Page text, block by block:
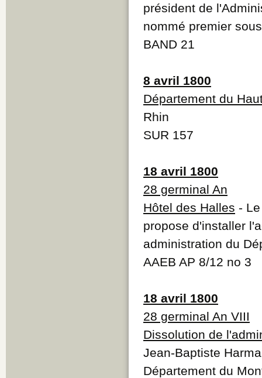
président de
nommé premier
BAND 21
8 avril 1800
Département du
Rhin
SUR 157
18 avril 1800
28 germinal An
Hôtel des Halles -
propose d'installer
administration du
AAEB AP 8/12 no 3
18 avril 1800
28 germinal An VIII
Dissolution de
Jean-Baptiste
Département du